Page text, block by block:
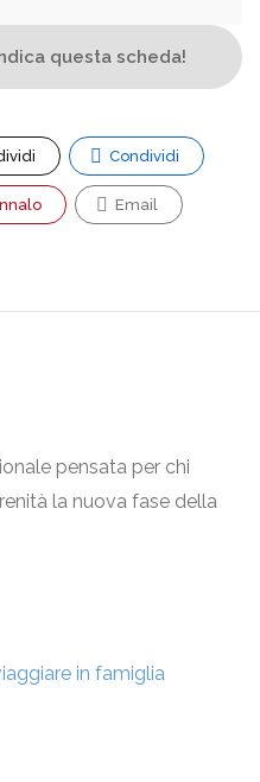
questa scheda!
Condividi
Email
pensata per chi
la nuova fase della